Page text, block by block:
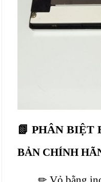
📗 PHÂN BIỆT
BẢN CHÍNH